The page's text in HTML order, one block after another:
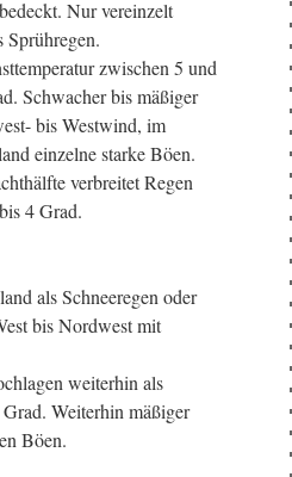
Nur vereinzelt
Sprühregen.
zwischen 5 und
Schwacher bis mäßiger
bis Westwind, im
einzelne starke Böen.
verbreitet Regen
4 Grad.
als Schneeregen oder
bis Nordwest mit
weiterhin als
Weiterhin mäßiger
Böen.